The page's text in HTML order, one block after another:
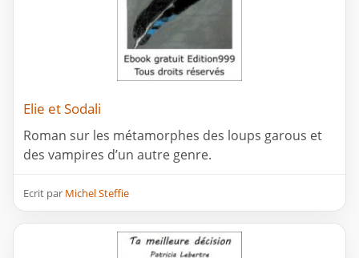
Elie et Sodali
Roman sur les métamorphes des loups garous et
des vampires d’un autre genre.
Ecrit par Michel Steffie